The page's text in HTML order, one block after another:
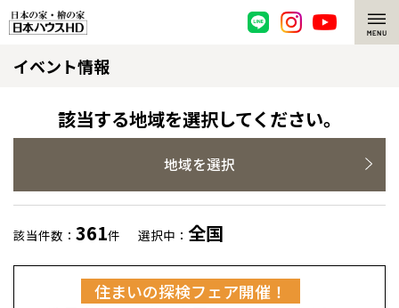
脱炭素・檜の家
環境にやさしい、脱炭素社会の住宅
耐震構造
高耐久住宅
高断熱・高気密の家
選ばれる理由
檜の魅力 トップ
檜と日本人
1000年を超えて生きる檜
注文住宅
グレートステージ
イベント情報
該当する地域を選択してください。
地域を選択
該当件数： 361件 選択中： 全国
住まいの探検フェア開催！